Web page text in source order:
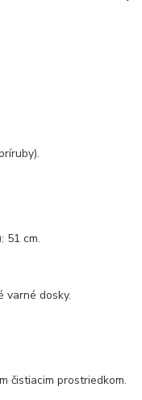
51 cm.
varné dosky.
čistiacim prostriedkom.